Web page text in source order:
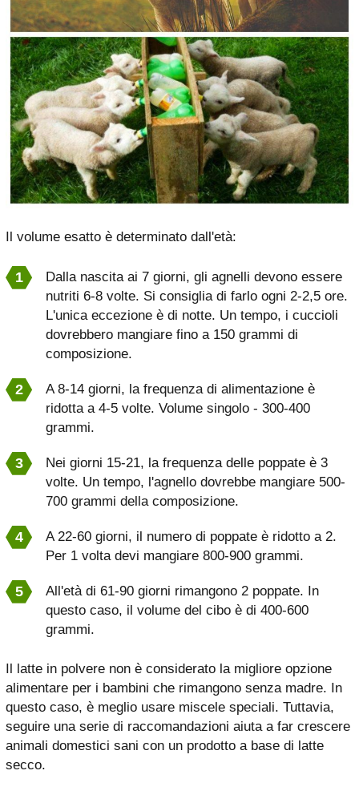
Il volume esatto è determinato dall'età:
Dalla nascita ai 7 giorni, gli agnelli devono essere
nutriti 6-8 volte. Si consiglia di farlo ogni 2-2,5 ore.
L'unica eccezione è di notte. Un tempo, i cuccioli
dovrebbero mangiare fino a 150 grammi di
composizione.
A 8-14 giorni, la frequenza di alimentazione è
ridotta a 4-5 volte. Volume singolo - 300-400
grammi.
Nei giorni 15-21, la frequenza delle poppate è 3
volte. Un tempo, l'agnello dovrebbe mangiare 500-
700 grammi della composizione.
A 22-60 giorni, il numero di poppate è ridotto a 2.
Per 1 volta devi mangiare 800-900 grammi.
All'età di 61-90 giorni rimangono 2 poppate. In
questo caso, il volume del cibo è di 400-600
grammi.
Il latte in polvere non è considerato la migliore opzione
alimentare per i bambini che rimangono senza madre. In
questo caso, è meglio usare miscele speciali. Tuttavia,
seguire una serie di raccomandazioni aiuta a far crescere
animali domestici sani con un prodotto a base di latte
secco.